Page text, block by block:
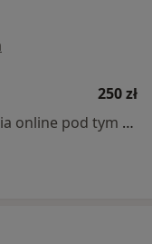
250 zł
Specjalista nie oferuje umawiania online pod tym adresem.